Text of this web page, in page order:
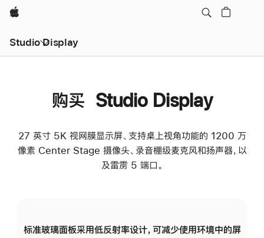
Apple
Studio Display
购买 Studio Display
27 英寸 5K 视网膜显示屏、支持桌上视角功能的 1200 万
像素 Center Stage 摄像头、录音棚级麦克风和扬声器，以
及雷雳 5 端口。
标准玻璃面板采用低反射率设计，可减少使用环境中的屏